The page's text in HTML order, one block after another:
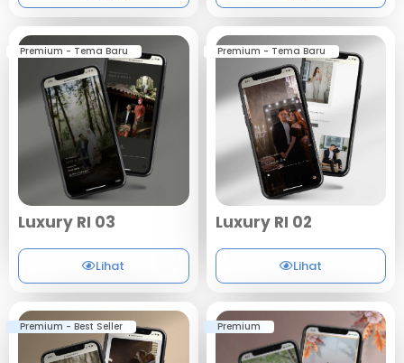
Luxury RI 03
Premium - Tema Baru
Lihat
Luxury RI 02
Premium - Tema Baru
Lihat
Premium - Best Seller Premium